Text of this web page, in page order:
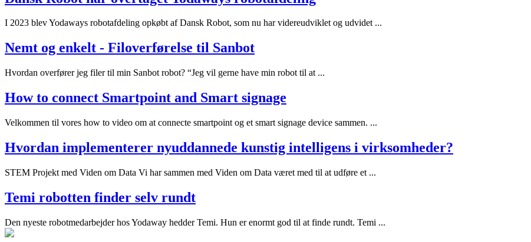
I 2023 blev Yodaways robotafdeling opkøbt af Dansk Robot, som nu har videreudviklet og udvidet ...
Nemt og enkelt - Filoverførelse til Sanbot
Hvordan overfører jeg filer til min Sanbot robot? “Jeg vil gerne have min robot til at ...
How to connect Smartpoint and Smart signage
Velkommen til vores how to video om at connecte smartpoint og et smart signage device sammen. ...
Hvordan implementerer nyuddannede kunstig intelligens i virksomheder?
STEM Projekt med Viden om Data Vi har sammen med Viden om Data været med til at udføre et ...
Temi robotten finder selv rundt
Den nyeste robotmedarbejder hos Yodaway hedder Temi. Hun er enormt god til at finde rundt. Temi ...